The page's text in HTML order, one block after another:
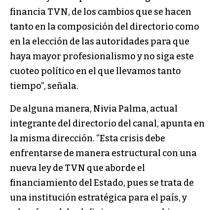
financia TVN, de los cambios que se hacen
tanto en la composición del directorio como
en la elección de las autoridades para que
haya mayor profesionalismo y no siga este
cuoteo político en el que llevamos tanto
tiempo”, señala.
De alguna manera, Nivia Palma, actual
integrante del directorio del canal, apunta en
la misma dirección. “Esta crisis debe
enfrentarse de manera estructural con una
nueva ley de TVN que aborde el
financiamiento del Estado, pues se trata de
una institución estratégica para el país, y